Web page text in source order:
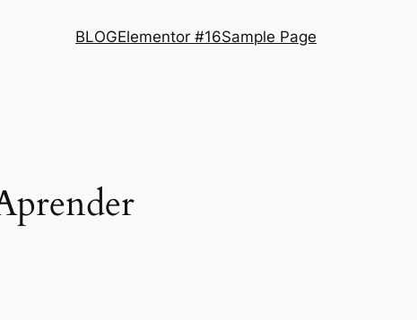
BLOGElementor #16Sample Page